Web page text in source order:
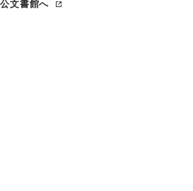
文書館へ
06100